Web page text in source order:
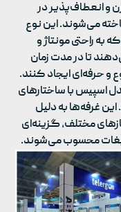
و انعطاف‌پذیر در
می‌شوند. این نوع
به راحتی مونتاژ و
تا در مدت زمان
و حرفه‌ای ایجاد کنند.
اسپیس با ساختارهای
غرفه‌ها به دلیل
مختلف، گزینه‌ای
محسوب می‌شوند.